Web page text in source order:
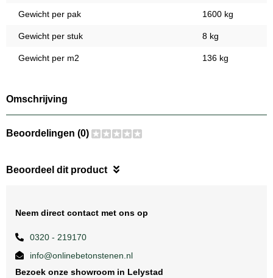
Gewicht per pak 1600 kg
Gewicht per stuk 8 kg
Gewicht per m2 136 kg
Omschrijving
Beoordelingen (0)
Beoordeel dit product
Neem direct contact met ons op
0320 - 219170
info@onlinebetonstenen.nl
Bezoek onze showroom in Lelystad